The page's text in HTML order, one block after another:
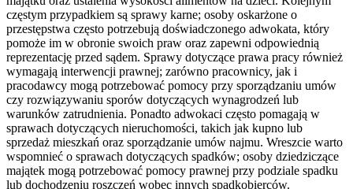
częstym przypadkiem są sprawy karne; osoby oskarżone o
przestępstwa często potrzebują doświadczonego adwokata, który
pomoże im w obronie swoich praw oraz zapewni odpowiednią
reprezentację przed sądem. Sprawy dotyczące prawa pracy również
wymagają interwencji prawnej; zarówno pracownicy, jak i
pracodawcy mogą potrzebować pomocy przy sporządzaniu umów
czy rozwiązywaniu sporów dotyczących wynagrodzeń lub
warunków zatrudnienia. Ponadto adwokaci często pomagają w
sprawach dotyczących nieruchomości, takich jak kupno lub
sprzedaż mieszkań oraz sporządzanie umów najmu. Wreszcie warto
wspomnieć o sprawach dotyczących spadków; osoby dziedziczące
majątek mogą potrzebować pomocy prawnej przy podziale spadku
lub dochodzeniu roszczeń wobec innych spadkobierców.